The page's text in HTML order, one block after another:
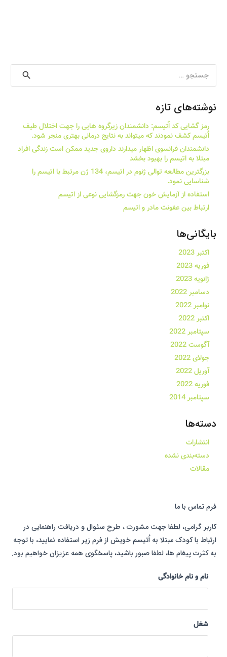
برای:
نوشته‌های تازه
رمز گشایی کد اٌتیسم: دانشمندان زیرگروه هایی را جهت اختلال طیف
اٌتیسم کشف نمودند که میتواند به نتایج درمانی بهتری منجر شود.
دانشمندان فرانسوی اظهار میدارند داروی جدید ممکن است زندگی افراد
مبتلا به اتیسم را بهبود بخشد
بزرگترین مطالعه توالی ژنوم در اتیسم، 134 ژن مرتبط با اتیسم را
شناسایی نمود.
استفاده از آزمایش خون جهت رمزگشایی نوعی از اتیسم
ارتباط بین عفونت مادر و اتیسم
بایگانی‌ها
اکتبر 2023
فوریه 2023
ژانویه 2023
دسامبر 2022
نوامبر 2022
اکتبر 2022
سپتامبر 2022
آگوست 2022
جولای 2022
آوریل 2022
فوریه 2022
سپتامبر 2014
دسته‌ها
انتشارات
دسته‌بندی نشده
مقالات
فرم تماس با ما
کاربر گرامی، لطفا جهت مشورت ، طرح سئوال و دریافت راهنمایی در
ارتباط با کودک مبتلا به اُتیسم خویش از فرم زیر استفاده نمایید، با توجه
به کثرت پیغام ها، لطفا صبور باشید، پاسخگوی همه عزیزان خواهیم بود.
نام و نام خانوادگی
شغل